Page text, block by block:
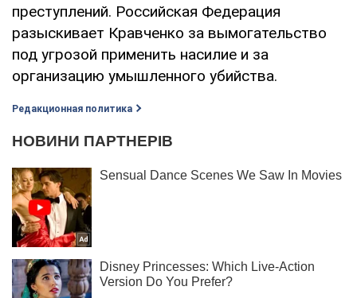
преступлений. Российская Федерация
разыскивает Кравченко за вымогательство
под угрозой применить насилие и за
организацию умышленного убийства.
Редакционная политика